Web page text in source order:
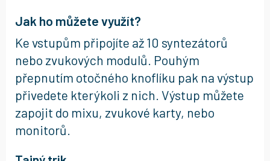
Jak ho můžete využít?
Ke vstupům připojíte až 10 syntezátorů
nebo zvukových modulů. Pouhým
přepnutím otočného knoflíku pak na výstup
přivedete kterýkoli z nich. Výstup můžete
zapojit do mixu, zvukové karty, nebo
monitorů.